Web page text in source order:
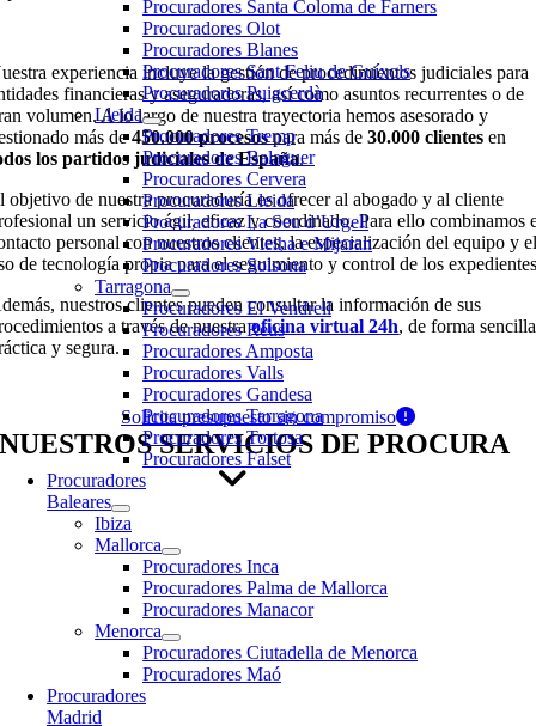
Procuradores Santa Coloma de Farners
Procuradores Olot
Procuradores Blanes
Procuradores Sant Feliu de Guíxols
Procuradores Puigcerdà
Lleida
Procuradores Tremp
Procuradores Balaguer
Procuradores Cervera
Procuradores Lleida
Procuradores La Seu d’Urgell
Procuradores Vielha e Mijaran
Procuradores Solsona
Tarragona
Procuradores El Vendrell
Procuradores Reus
Procuradores Amposta
Procuradores Valls
Procuradores Gandesa
Procuradores Tarragona
Procuradores Tortosa
Procuradores Falset
Procuradores
Baleares
Ibiza
Mallorca
Procuradores Inca
Procuradores Palma de Mallorca
Procuradores Manacor
Menorca
Procuradores Ciutadella de Menorca
Procuradores Maó
Procuradores
Madrid
experiencia incluye la gestión de procedimientos judiciales para
financieras y aseguradoras, así como asuntos recurrentes o de
volumen. A lo largo de nuestra trayectoria hemos asesorado y
más de450.000 procesospara más de30.000 clientes en
los partidos judiciales de España.
objetivo de nuestra procuraduría es ofrecer al abogado y al cliente
un servicio ágil, eficaz y coordinado. Para ello combinamos
personal con nuestros clientes, la especialización del equipo y
de tecnología propia para el seguimiento y control de los
nuestros clientes pueden consultar la información de sus
a través de nuestraoficina virtual 24h, de forma
y segura.
Solicita presupuesto sin compromiso
NUESTROS SERVICIOS DE PROCURA